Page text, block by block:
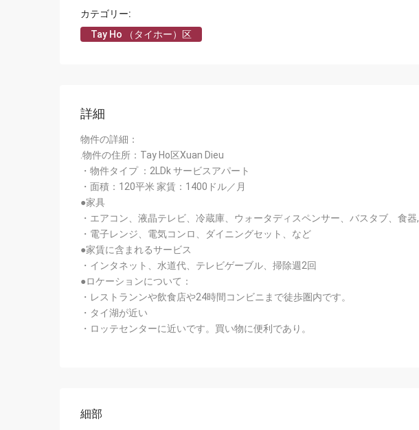
カテゴリー:
Tay Ho （タイホー）区
詳細
物件の詳細：
.物件の住所：Tay Ho区Xuan Dieu
・物件タイプ ：2LDk サービスアパート
・面積：120平米 家賃：1400ドル／月
●家具
・エアコン、液晶テレビ、冷蔵庫、ウォータディスペンサー、バスタブ、食器,
・電子レンジ、電気コンロ、ダイニングセット、など
●家賃に含まれるサービス
・インタネット、水道代、テレビゲーブル、掃除週2回
●ロケーションについて：
・レストランンや飲食店や24時間コンビニまで徒歩圏内です。
・タイ湖が近い
・ロッテセンターに近いです。買い物に便利であり。
細部